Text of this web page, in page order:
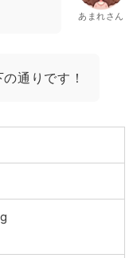
あまれさん
通りです！